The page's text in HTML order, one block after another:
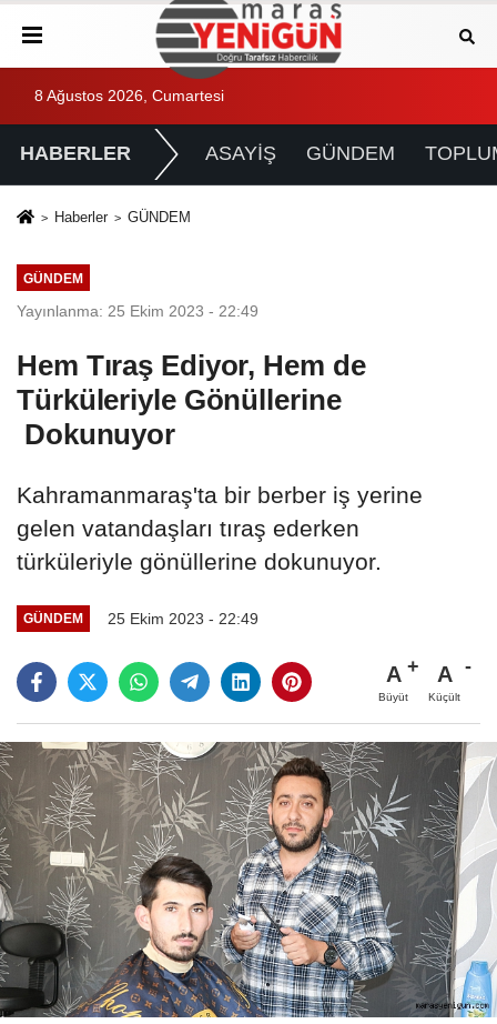
8 Ağustos 2026, Cumartesi
HABERLER ASAYİŞ GÜNDEM
Haberler GÜNDEM
GÜNDEM
Yayınlanma: 25 Ekim 2023 - 22:49
Hem Tıraş Ediyor, Hem de
Türküleriyle Gönüllerine
Dokunuyor
Kahramanmaraş'ta bir berber iş yerine
gelen vatandaşları tıraş ederken
türküleriyle gönüllerine dokunuyor.
GÜNDEM 25 Ekim 2023 - 22:49
A
Büyüt
A
Küçült